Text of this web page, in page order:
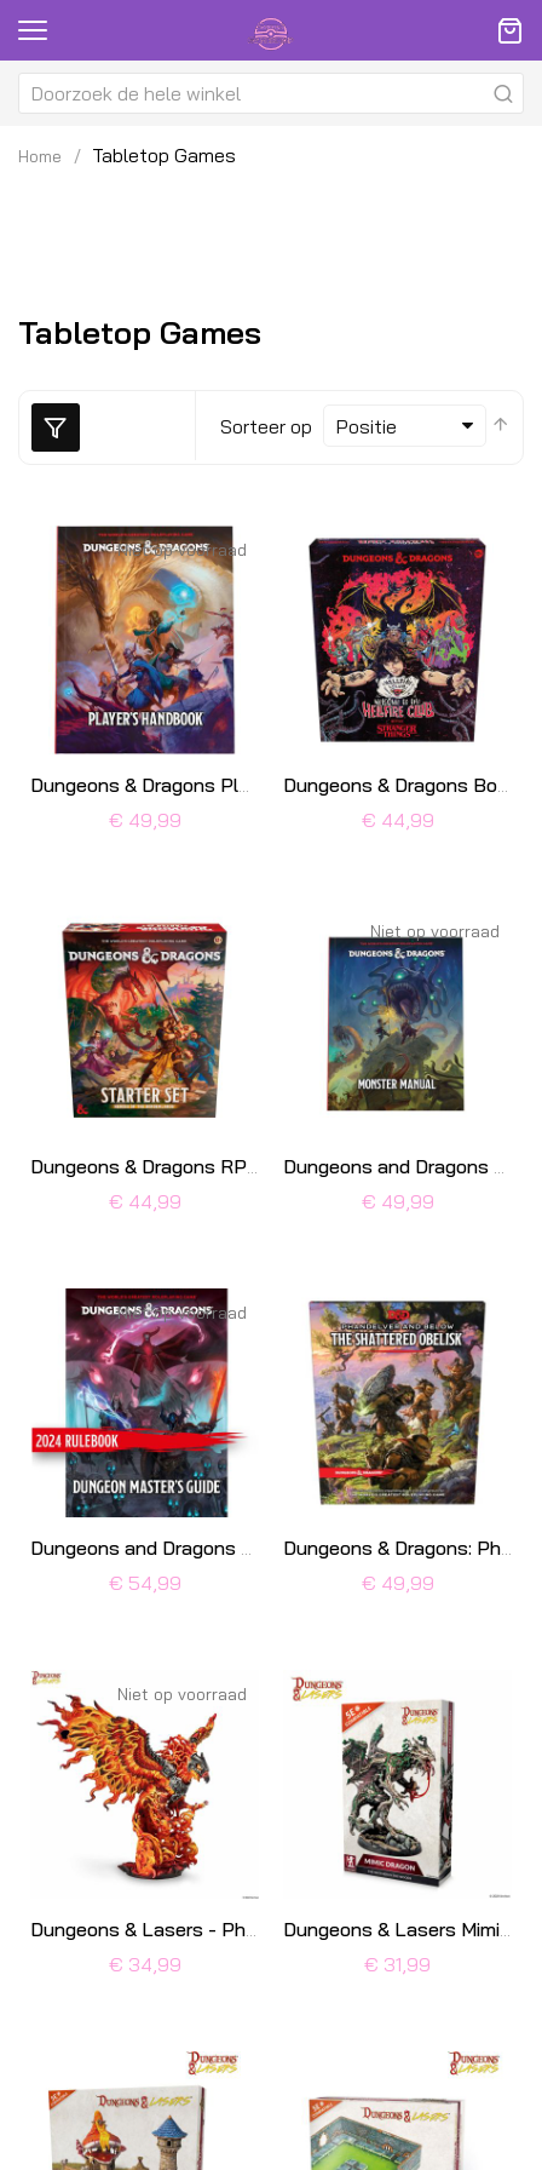
Home Tabletop Games
Tabletop Games
Sorteer op
Dungeons & Dragons Players Handbook 2024
€ 49,99
Niet op voorraad
Dungeons & Dragons Board Game Stranger Things: Welcome to the Hellfire Club
€ 44,99
Dungeons & Dragons RPG Starter Set: Heroes of the Borderlands
€ 44,99
Dungeons and Dragons 5e 2024 Monster Manual
€ 49,99
Niet op voorraad
Dungeons and Dragons 5e 2024 Dungeon Master's Guide
€ 54,99
Niet op voorraad
Dungeons & Dragons: Phandelver and Below: The Shattered Obel
€ 49,99
Dungeons & Lasers - Phoenix
€ 34,99
Niet op voorraad
Dungeons & Lasers Mimic Dragon
€ 31,99